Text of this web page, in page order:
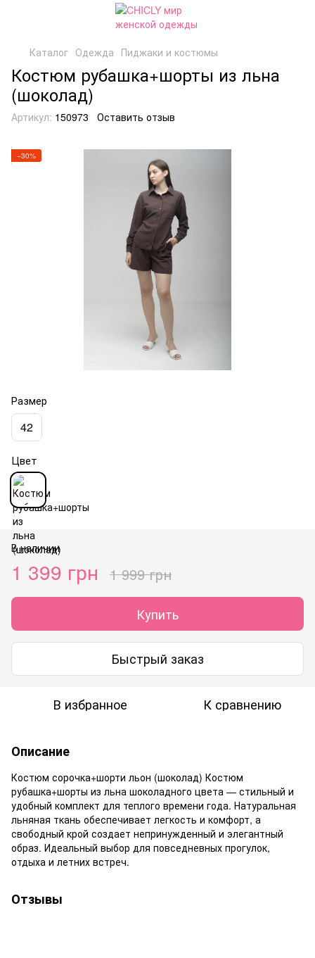
Каталог Одежда Пиджаки и костюмы
Костюм рубашка+шорты из льна
(шоколад)
Артикул: 150973 Оставить отзыв
−30%
Размер
42
Цвет
В наличии
1 399 грн 1 999 грн
Купить
Быстрый заказ
В избранное К сравнению
Описание
Костюм сорочка+шорти льон (шоколад) Костюм
рубашка+шорты из льна шоколадного цвета — стильный и
удобный комплект для теплого времени года. Натуральная
льняная ткань обеспечивает легкость и комфорт, а
свободный крой создает непринужденный и элегантный
образ. Идеальный выбор для повседневных прогулок,
отдыха и летних встреч.
Отзывы